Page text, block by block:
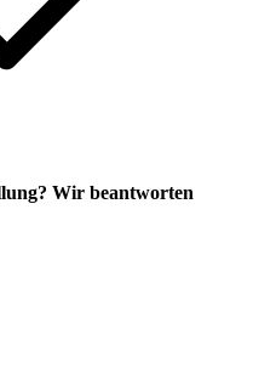
Wir beantworten